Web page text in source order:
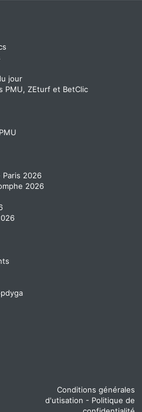
jour
PMU, ZEturf et BetClic
Paris 2026
2026
Conditions générales
d'utisation - Politique de